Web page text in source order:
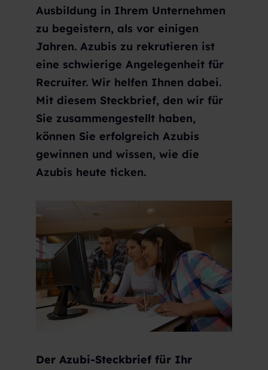
Ausbildung in Ihrem Unternehmen
zu begeistern, als vor einigen
Jahren. Azubis zu rekrutieren ist
eine schwierige Angelegenheit für
Recruiter. Wir helfen Ihnen dabei.
Mit diesem Steckbrief, den wir für
Sie zusammengestellt haben,
können Sie erfolgreich Azubis
gewinnen und wissen, wie die
Azubis heute ticken.
Der Azubi-Steckbrief für Ihr